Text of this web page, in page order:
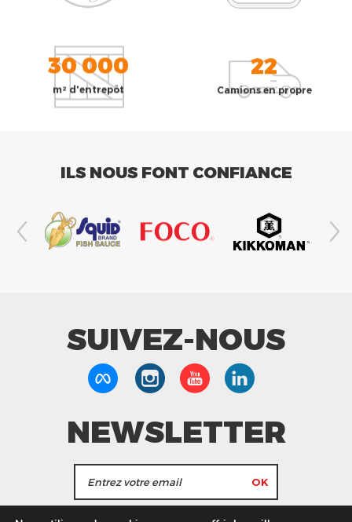
30 000
m² d'entrepôt
22
Camions en propre
ILS NOUS FONT CONFIANCE
SUIVEZ-NOUS
NEWSLETTER
J'accepte de recevoir les actualités et les